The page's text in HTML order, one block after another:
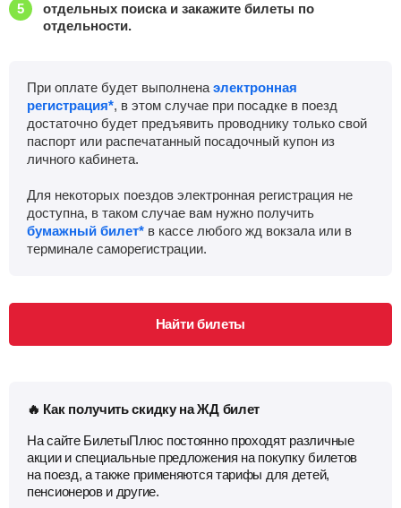
отдельных поиска и закажите билеты по
отдельности.
При оплате будет выполнена электронная
регистрация*, в этом случае при посадке в поезд
достаточно будет предъявить проводнику только свой
паспорт или распечатанный посадочный купон из
личного кабинета.
Для некоторых поездов электронная регистрация не
доступна, в таком случае вам нужно получить
бумажный билет* в кассе любого жд вокзала или в
терминале саморегистрации.
Найти билеты
🔥 Как получить скидку на ЖД билет
На сайте БилетыПлюс постоянно проходят различные
акции и специальные предложения на покупку билетов
на поезд, а также применяются тарифы для детей,
пенсионеров и другие.